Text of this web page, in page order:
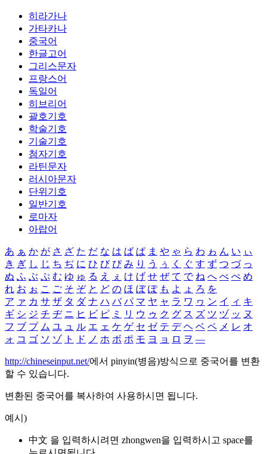
히라가나
가타카나
중국어
한글고어
그리스문자
프랑스어
독일어
히브리어
괄호기호
학술기호
기술기호
첨자기호
라틴문자
러시아문자
단위기호
일반기호
로마자
아랍어
あ ぁ か が さ ざ た だ な は ば ぱ ま や ゃ ら わ ゎ ん い ぃ
き ぎ し じ ち ぢ に ひ び ぴ み り う ぅ く ぐ す ず つ づ っ
ぬ ふ ぶ ぷ む ゆ ゅ る え ぇ け げ せ ぜ て で ね へ べ ぺ め
れ お ぉ こ ご そ ぞ と ど の ほ ぼ ぽ も よ ょ ろ を
ア ァ カ サ ザ タ ダ ナ ハ バ パ マ ヤ ャ ラ ワ ヮ ン イ ィ キ
ギ シ ジ チ ヂ ニ ヒ ビ ピ ミ リ ウ ゥ ク グ ス ズ ツ ヅ ッ ヌ
フ ブ プ ム ユ ュ ル エ ェ ケ ゲ セ ゼ テ デ ヘ ベ ペ メ レ オ
ォ コ ゴ ソ ゾ ト ド ノ ホ ボ ポ モ ヨ ョ ロ ヲ ―
http://chineseinput.net/에서 pinyin(병음)방식으로 중국어를 변환
할 수 있습니다.
변환된 중국어를 복사하여 사용하시면 됩니다.
예시)
中文 을 입력하시려면 zhongwen을 입력하시고 space를